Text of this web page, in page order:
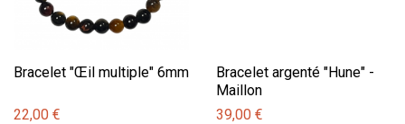
Bracelet "Œil multiple" 6mm
22,00 €
Bracelet argenté "Hune" -
Maillon
39,00 €